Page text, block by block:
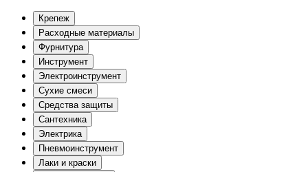
Крепеж
Расходные материалы
Фурнитура
Инструмент
Электроинструмент
Сухие смеси
Средства защиты
Сантехника
Электрика
Пневмоинструмент
Лаки и краски